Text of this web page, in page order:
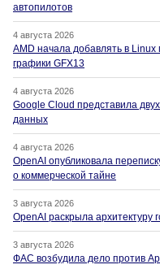
автопилотов
4 августа 2026
AMD начала добавлять в
графики GFX13
4 августа 2026
Google Cloud представила
данных
4 августа 2026
OpenAI опубликовала
о коммерческой тайне
3 августа 2026
OpenAI раскрыла архитектуру
3 августа 2026
ФАС возбудила дело против